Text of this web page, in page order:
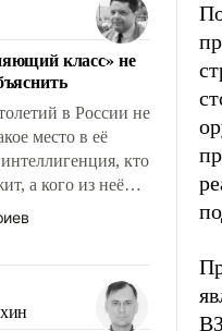
класс» не
в России не
место в её
кто
а кого из неё
без оного. И чем
вопросы решены